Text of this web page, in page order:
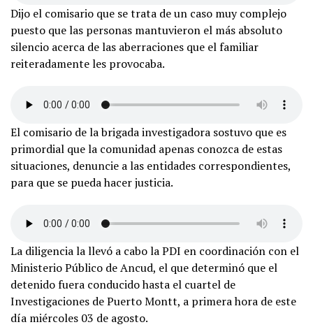
Dijo el comisario que se trata de un caso muy complejo
puesto que las personas mantuvieron el más absoluto
silencio acerca de las aberraciones que el familiar
reiteradamente les provocaba.
El comisario de la brigada investigadora sostuvo que es
primordial que la comunidad apenas conozca de estas
situaciones, denuncie a las entidades correspondientes,
para que se pueda hacer justicia.
La diligencia la llevó a cabo la PDI en coordinación con el
Ministerio Público de Ancud, el que determinó que el
detenido fuera conducido hasta el cuartel de
Investigaciones de Puerto Montt, a primera hora de este
día miércoles 03 de agosto.